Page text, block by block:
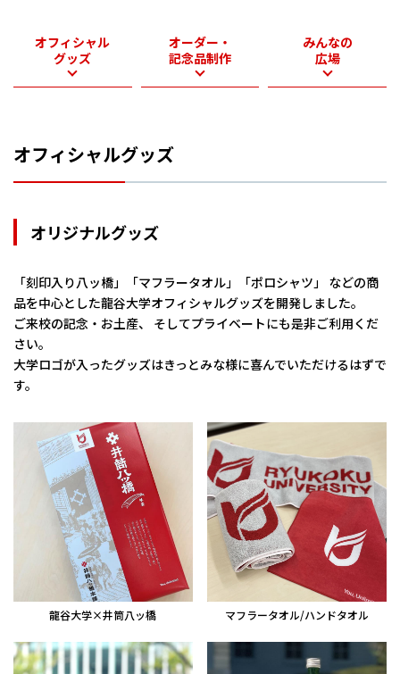
オフィシャル
グッズ
オーダー・
記念品制作
みんなの
広場
オフィシャルグッズ
オリジナルグッズ
「刻印入り八ッ橋」「マフラータオル」「ポロシャツ」 などの商
品を中心とした龍谷大学オフィシャルグッズを開発しました。
ご来校の記念・お土産、 そしてプライベートにも是非ご利用くだ
さい。
大学ロゴが入ったグッズはきっとみな様に喜んでいただけるはずで
す。
龍谷大学×井筒八ッ橋 マフラータオル/ハンドタオル